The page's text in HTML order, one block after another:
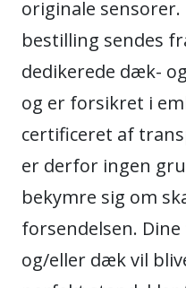
originale sensorer.
bestilling sendes
dedikerede dæk-
og er forsikret i
certificeret af
er derfor ingen
bekymre sig om
forsendelsen.
og/eller dæk vil